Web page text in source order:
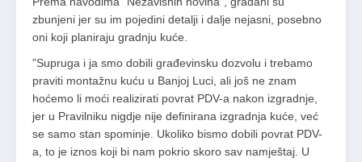
zbunjeni jer su im pojedini detalji i dalje nejasni, posebno
oni koji planiraju gradnju kuće.
”Supruga i ja smo dobili građevinsku dozvolu i trebamo
praviti montažnu kuću u Banjoj Luci, ali još ne znam
hoćemo li moći realizirati povrat PDV-a nakon izgradnje,
jer u Pravilniku nigdje nije definirana izgradnja kuće, već
se samo stan spominje. Ukoliko bismo dobili povrat PDV-
a, to je iznos koji bi nam pokrio skoro sav namještaj. U